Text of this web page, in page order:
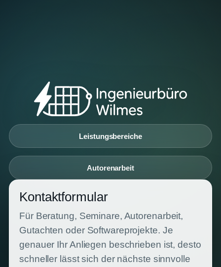
Leistungsbereiche
Autorenarbeit
Kontaktformular
Für Beratung, Seminare, Autorenarbeit,
Gutachten oder Softwareprojekte. Je
genauer Ihr Anliegen beschrieben ist, desto
schneller lässt sich der nächste sinnvolle